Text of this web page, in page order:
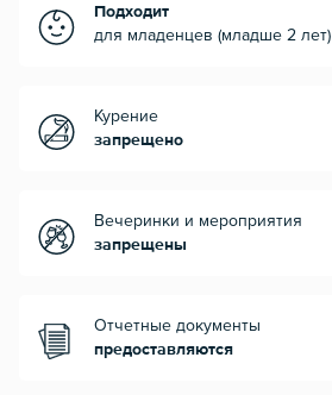
Подходит
для младенцев (младше 2 лет)
Курение
запрещено
Вечеринки и мероприятия
запрещены
Отчетные документы
предоставляются